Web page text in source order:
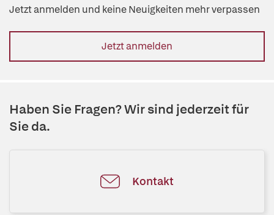
Jetzt anmelden und keine Neuigkeiten mehr verpassen
Jetzt anmelden
Haben Sie Fragen? Wir sind jederzeit für
Sie da.
Kontakt